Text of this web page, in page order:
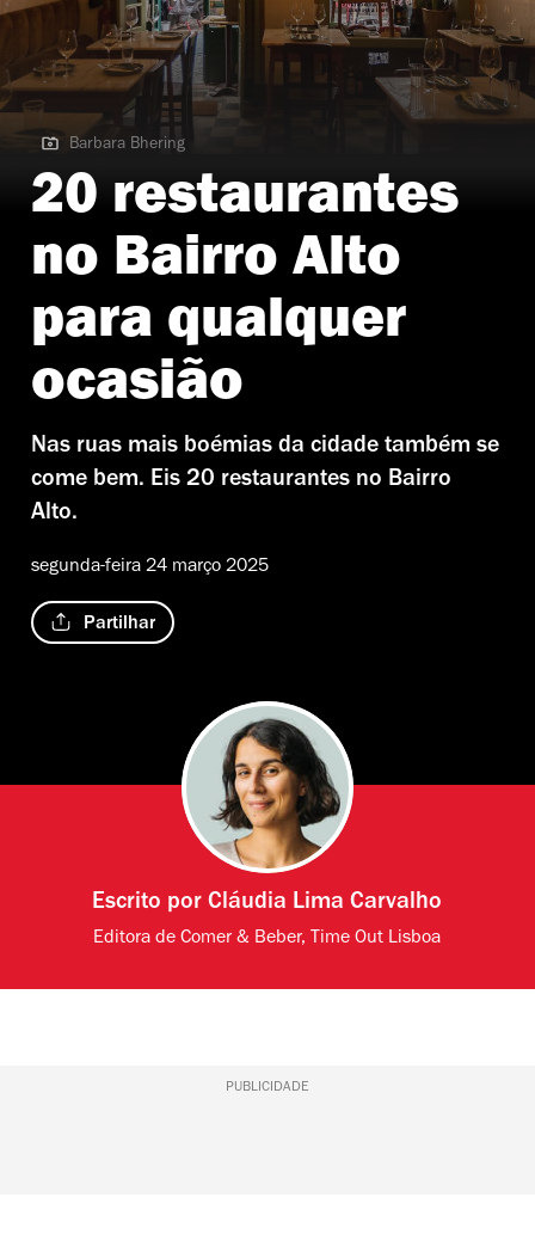
Barbara Bhering
Barbara Bhering
20 restaurantes
no Bairro Alto
para qualquer
ocasião
Nas ruas mais boémias da cidade também se
come bem. Eis 20 restaurantes no Bairro
Alto.
segunda-feira 24 março 2025
Partilhar
Escrito porCláudia Lima Carvalho
Editora de Comer & Beber, Time Out Lisboa
PUBLICIDADE